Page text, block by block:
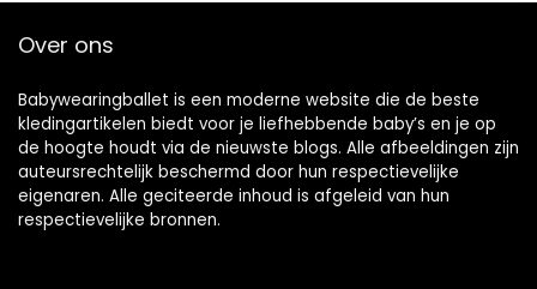
Over ons
Babywearingballet is een moderne website die de beste
kledingartikelen biedt voor je liefhebbende baby’s en je op
de hoogte houdt via de nieuwste blogs. Alle afbeeldingen zijn
auteursrechtelijk beschermd door hun respectievelijke
eigenaren. Alle geciteerde inhoud is afgeleid van hun
respectievelijke bronnen.